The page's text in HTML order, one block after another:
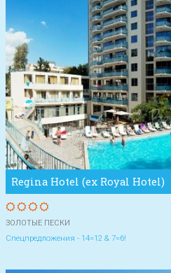
Regina Hotel (ex Royal Hotel)
ЗОЛОТЫЕ ПЕСКИ
Спецпредложения - 14=12 & 7=6!